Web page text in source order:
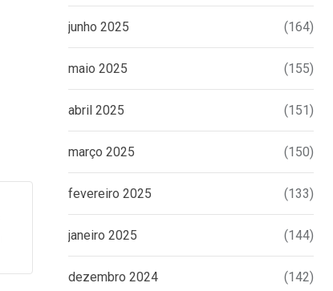
junho 2025 (164)
maio 2025 (155)
abril 2025 (151)
março 2025 (150)
fevereiro 2025 (133)
janeiro 2025 (144)
dezembro 2024 (142)